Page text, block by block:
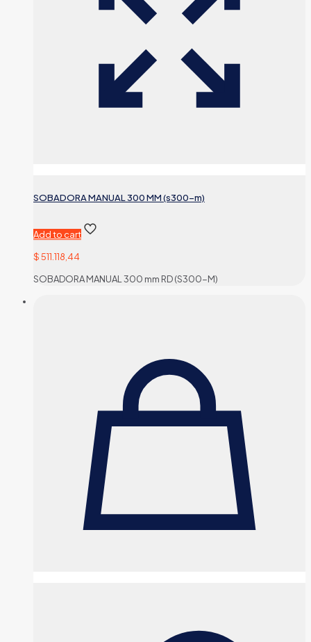
SOBADORA MANUAL 300 MM (s300-m)
Add to cart
$511.118,44
SOBADORA MANUAL 300 mm RD (S300-M)